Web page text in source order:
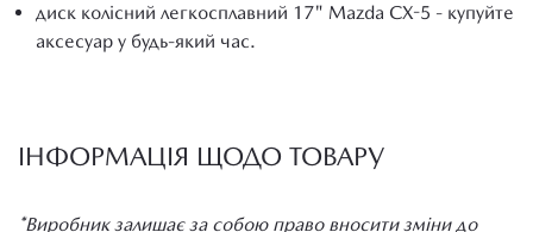
диск колісний легкосплавний 17" Mazda CX-5 - купуйте
аксесуар у будь-який час.
ІНФОРМАЦІЯ ЩОДО ТОВАРУ
*Виробник залишає за собою право вносити зміни до